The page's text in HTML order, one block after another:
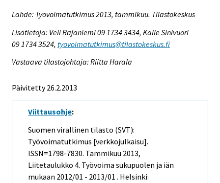
Lähde: Työvoimatutkimus 2013, tammikuu. Tilastokeskus
Lisätietoja: Veli Rajaniemi 09 1734 3434, Kalle Sinivuori
09 1734 3524, tyovoimatutkimus@tilastokeskus.fi
Vastaava tilastojohtaja: Riitta Harala
Päivitetty 26.2.2013
Viittausohje:
Suomen virallinen tilasto (SVT):
Työvoimatutkimus [verkkojulkaisu].
ISSN=1798-7830. Tammikuu 2013,
Liitetaulukko 4. Työvoima sukupuolen ja iän
mukaan 2012/01 - 2013/01 . Helsinki: